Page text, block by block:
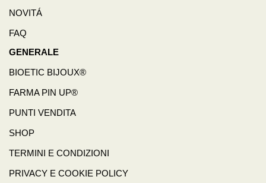
NOVITÁ
FAQ
GENERALE
BIOETIC BIJOUX®
FARMA PIN UP®
PUNTI VENDITA
SHOP
TERMINI E CONDIZIONI
PRIVACY E COOKIE POLICY